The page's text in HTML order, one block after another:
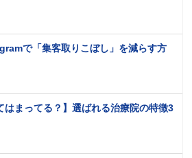
で「集客取りこぼし」を減らす方
はまってる？】選ばれる治療院の特徴3